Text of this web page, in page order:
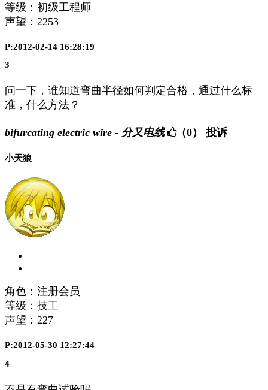
等级：初级工程师
声望： 2253
P:2012-02-14 16:28:19
3
问一下，谁知道弯曲半径如何判定合格，通过什么标
准，什么方法？
bifurcating electric wire - 分又电线 （0） 投诉
小天狼
角色：注册会员
等级：技工
声望： 227
P:2012-05-30 12:27:44
4